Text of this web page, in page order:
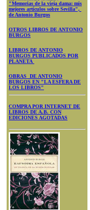
"Memorias de la vieja dama: mis
mejores artículos sobre Sevilla",
de Antonio Burgos
OTROS LIBROS DE ANTONIO
BURGOS
LIBROS DE ANTONIO
BURGOS PUBLICADOS POR
PLANETA
OBRAS DE ANTONIO
BURGOS EN "LA ESFERA DE
LOS LIBROS"
COMPRA POR INTERNET DE
LIBROS DE A.B. CON
EDICIONES AGOTADAS